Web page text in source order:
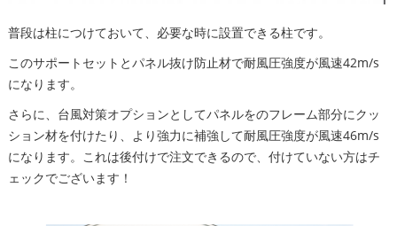
普段は柱につけておいて、必要な時に設置できる柱です。
このサポートセットとパネル抜け防止材で耐風圧強度が風速42m/s
になります。
さらに、台風対策オプションとしてパネルをのフレーム部分にクッ
ション材を付けたり、より強力に補強して耐風圧強度が風速46m/s
になります。これは後付けで注文できるので、付けていない方はチ
ェックでございます！